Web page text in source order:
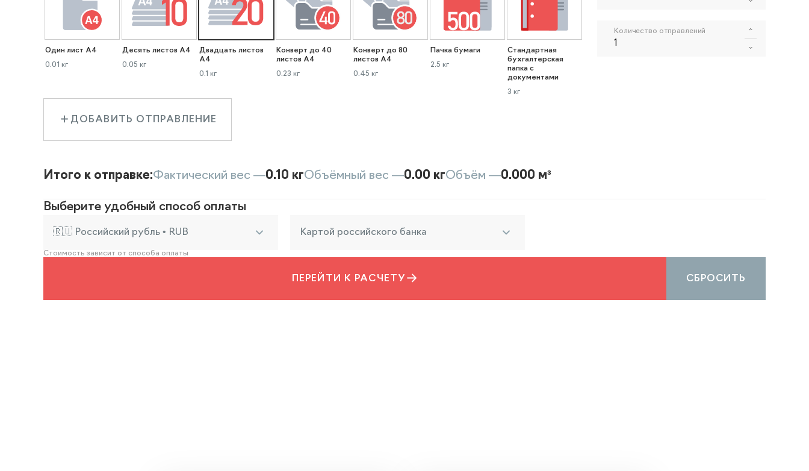
Один лист А4
0.01 кг
Десять листов А4
0.05 кг
Двадцать листов
А4
0.1 кг
Конверт до 40
листов А4
0.23 кг
Конверт до 80
листов А4
0.45 кг
Пачка бумаги
2.5 кг
Стандартная
бухгалтерская
папка с
документами
3 кг
Количество отправлений
ДОБАВИТЬ ОТПРАВЛЕНИЕ
Итого к отправке:Фактический вес —0.10 кгОбъёмный вес —0.00 кгОбъём —0.000 м³
Выберите удобный способ оплаты
🇷🇺 Российский рубль • RUB Картой российского банка
Стоимость зависит от способа оплаты
ПЕРЕЙТИ К РАСЧЕТУ СБРОСИТЬ